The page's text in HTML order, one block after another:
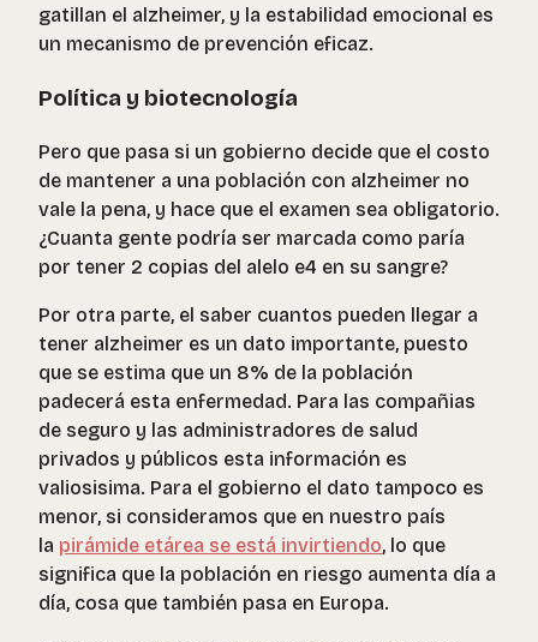
gatillan el alzheimer, y la estabilidad emocional es
un mecanismo de prevención eficaz.
Política y biotecnología
Pero que pasa si un gobierno decide que el costo
de mantener a una población con alzheimer no
vale la pena, y hace que el examen sea obligatorio.
¿Cuanta gente podría ser marcada como paría
por tener 2 copias del alelo e4 en su sangre?
Por otra parte, el saber cuantos pueden llegar a
tener alzheimer es un dato importante, puesto
que se estima que un 8% de la población
padecerá esta enfermedad. Para las compañias
de seguro y las administradores de salud
privados y públicos esta información es
valiosisima. Para el gobierno el dato tampoco es
menor, si consideramos que en nuestro país
la pirámide etárea se está invirtiendo, lo que
significa que la población en riesgo aumenta día a
día, cosa que también pasa en Europa.